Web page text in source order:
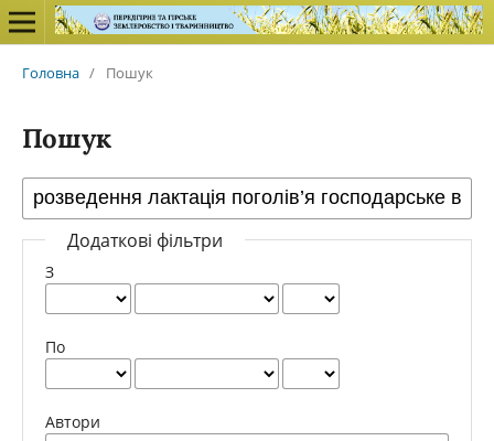
Головна / Пошук
Пошук
Додаткові фільтри
З
По
Автори